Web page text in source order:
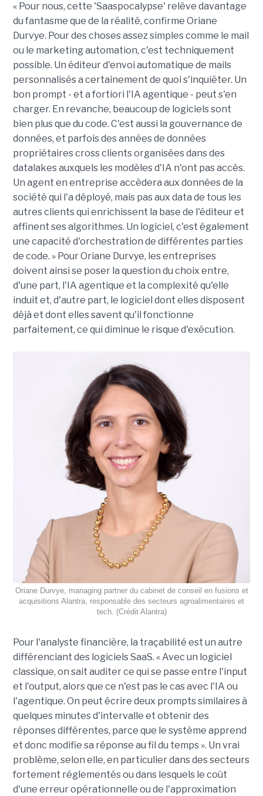
« Pour nous, cette 'Saaspocalypse' relève davantage
du fantasme que de la réalité, confirme Oriane
Durvye. Pour des choses assez simples comme le mail
ou le marketing automation, c'est techniquement
possible. Un éditeur d'envoi automatique de mails
personnalisés a certainement de quoi s'inquiéter. Un
bon prompt - et a fortiori l'IA agentique - peut s'en
charger. En revanche, beaucoup de logiciels sont
bien plus que du code. C'est aussi la gouvernance de
données, et parfois des années de données
propriétaires cross clients organisées dans des
datalakes auxquels les modèles d'IA n'ont pas accès.
Un agent en entreprise accèdera aux données de la
société qui l'a déployé, mais pas aux data de tous les
autres clients qui enrichissent la base de l'éditeur et
affinent ses algorithmes. Un logiciel, c'est également
une capacité d'orchestration de différentes parties
de code. » Pour Oriane Durvye, les entreprises
doivent ainsi se poser la question du choix entre,
d'une part, l'IA agentique et la complexité qu'elle
induit et, d'autre part, le logiciel dont elles disposent
déjà et dont elles savent qu'il fonctionne
parfaitement, ce qui diminue le risque d'exécution.
Oriane Durvye, managing partner du cabinet de conseil en fusions et
acquisitions Alantra, responsable des secteurs agroalimentaires et
tech. (Crédit Alantra)
Pour l'analyste financière, la traçabilité est un autre
différenciant des logiciels SaaS. « Avec un logiciel
classique, on sait auditer ce qui se passe entre l'input
et l'output, alors que ce n'est pas le cas avec l'IA ou
l'agentique. On peut écrire deux prompts similaires à
quelques minutes d'intervalle et obtenir des
réponses différentes, parce que le système apprend
et donc modifie sa réponse au fil du temps ». Un vrai
problème, selon elle, en particulier dans des secteurs
fortement réglementés ou dans lesquels le coût
d'une erreur opérationnelle ou de l'approximation